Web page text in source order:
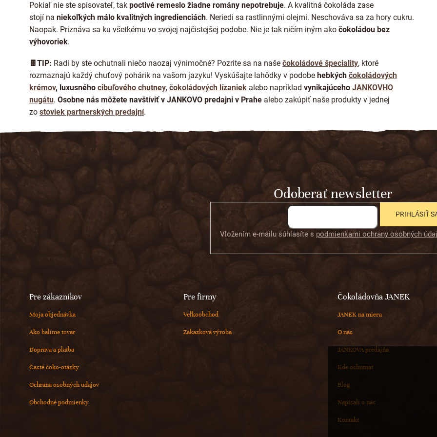
Pokiaľ nie ste spisovateľ, tak poctivé remeslo žiadne romány nepotrebuje. A kvalitná čokoláda zase
stojí na niekoľkých málo kvalitných ingredienciách. Neriedi sa rastlinnými olejmi. Neschováva sa za hory cukru.
Naopak. Priznáva sa ku všetkému vo svojej najčistejšej podobe. Nie je tak ničím iným ako čokoládou bez
výhovoriek.
🍫TIP: Radi by ste ochutnali niečo naozaj výnimočné? Pozrite sa na naše čokoládové špeciality, ktoré
rozmaznajú každý chuťový pohárik na vašom jazyku! Vyskúšajte lahôdky v podobe hebkých čokoládových
krémov, luxusného cibuľového chutney, čokoládových lízaniek alebo napríklad vynikajúceho JANKOVHO
nugátu. Osobne nás môžete navštíviť v JANKOVO predajni v Prahe alebo zakúpiť naše produkty v jednej
zo stoviek partnerských predajní.
Z
á
p
ä
Odoberať newsletter
Vložením e-mailu súhlasíte s podmienkami ochrany osobných
PRIHLÁSIŤ
Pre zákazníkov
Moja objednávka
Ako balíme tovar
Doprava a platba
Časté čoko-otázky
Ochrana osobných udajov
Obchodné podmienky
Pre firmy
Veľkoobchod
Zákazková výroba
Čokoládovňa JANEK
JANEK na mieru
O nás
JANKOVA predajňa
Kde ochutnať
Blog
Napísali o nás
Kontakt